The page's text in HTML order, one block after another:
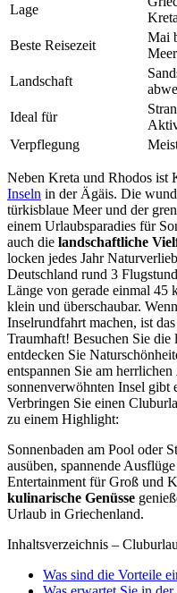
Lage
Beste Reisezeit
Mai
Meer
Landschaft
Ideal für
Verpflegung
Neben Kreta und Rhodos ist
Inseln in der Ägäis. Die
türkisblaue Meer und der
einem Urlaubsparadies für
auch die landschaftliche
locken jedes Jahr
Deutschland rund 3
Länge von gerade einmal 45
klein und überschaubar.
Inselrundfahrt machen, ist
Traumhaft! Besuchen Sie die
entdecken Sie
entspannen Sie am herrlichen
sonnenverwöhnten Insel gibt
Verbringen Sie einen
zu einem Highlight:
Sonnenbaden am Pool oder
ausüben, spannende
Entertainment für Groß und
kulinarische Genüsse
Urlaub in Griechenland.
Inhaltsverzeichnis –
Was sind die Vorteile